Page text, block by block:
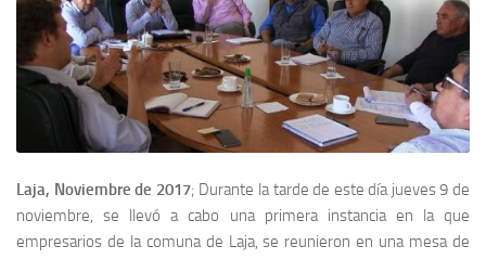
Laja, Noviembre de 2017; Durante la tarde de este día jueves 9 de
noviembre, se llevó a cabo una primera instancia en la que
empresarios de la comuna de Laja, se reunieron en una mesa de